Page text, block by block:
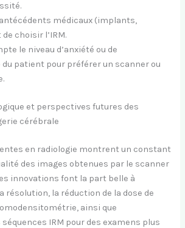
médicaux (implants,
choisir l’IRM.
le niveau d’anxiété ou de
patient pour préférer un scanner ou
et perspectives futures des
cérébrale
en radiologie montrent un constant
des images obtenues par le scanner
innovations font la part belle à
résolution, la réduction de la dose de
ainsi que
IRM pour des examens plus